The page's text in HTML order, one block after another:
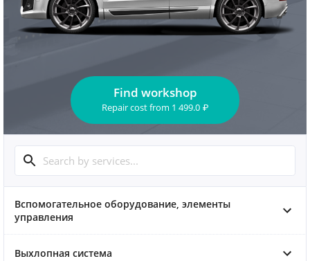
Find workshop
Repair costfrom 1 499.0 ₽
Вспомогательное оборудование, элементы
управления
Выхлопная система